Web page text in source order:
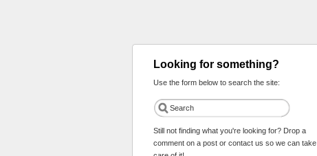
Looking for something?
Use the form below to search the site:
Still not finding what you're looking for? Drop a
comment on a post or contact us so we can take